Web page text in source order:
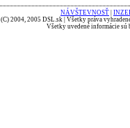
NÁVŠTEVNOSŤ
(C) 2004, 2005 DSL.sk | Všetky práva
Všetky uvedené informácie sú